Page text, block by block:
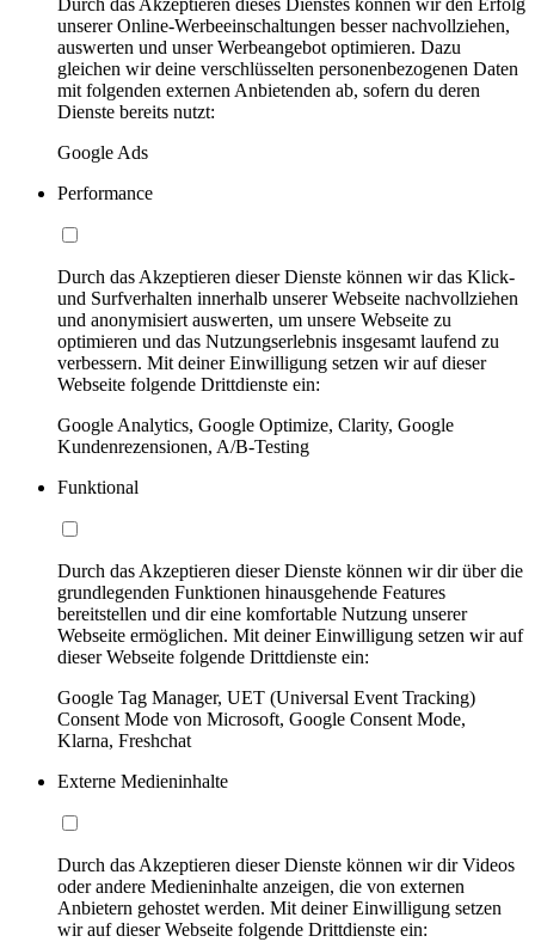
Durch das Akzeptieren dieses Dienstes können wir den Erfolg
unserer Online-Werbeeinschaltungen besser nachvollziehen,
auswerten und unser Werbeangebot optimieren. Dazu
gleichen wir deine verschlüsselten personenbezogenen Daten
mit folgenden externen Anbietenden ab, sofern du deren
Dienste bereits nutzt:
Google Ads
Performance
Durch das Akzeptieren dieser Dienste können wir das Klick-
und Surfverhalten innerhalb unserer Webseite nachvollziehen
und anonymisiert auswerten, um unsere Webseite zu
optimieren und das Nutzungserlebnis insgesamt laufend zu
verbessern. Mit deiner Einwilligung setzen wir auf dieser
Webseite folgende Drittdienste ein:
Google Analytics, Google Optimize, Clarity, Google
Kundenrezensionen, A/B-Testing
Funktional
Durch das Akzeptieren dieser Dienste können wir dir über die
grundlegenden Funktionen hinausgehende Features
bereitstellen und dir eine komfortable Nutzung unserer
Webseite ermöglichen. Mit deiner Einwilligung setzen wir auf
dieser Webseite folgende Drittdienste ein:
Google Tag Manager, UET (Universal Event Tracking)
Consent Mode von Microsoft, Google Consent Mode,
Klarna, Freshchat
Externe Medieninhalte
Durch das Akzeptieren dieser Dienste können wir dir Videos
oder andere Medieninhalte anzeigen, die von externen
Anbietern gehostet werden. Mit deiner Einwilligung setzen
wir auf dieser Webseite folgende Drittdienste ein: